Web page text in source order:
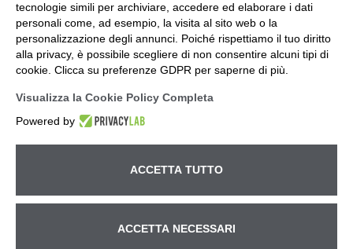
tecnologie simili per archiviare, accedere ed elaborare i dati
personali come, ad esempio, la visita al sito web o la
personalizzazione degli annunci. Poiché rispettiamo il tuo diritto
alla privacy, è possibile scegliere di non consentire alcuni tipi di
cookie. Clicca su preferenze GDPR per saperne di più.
Visualizza la Cookie Policy Completa
Powered by
ACCETTA TUTTO
ACCETTA NECESSARI